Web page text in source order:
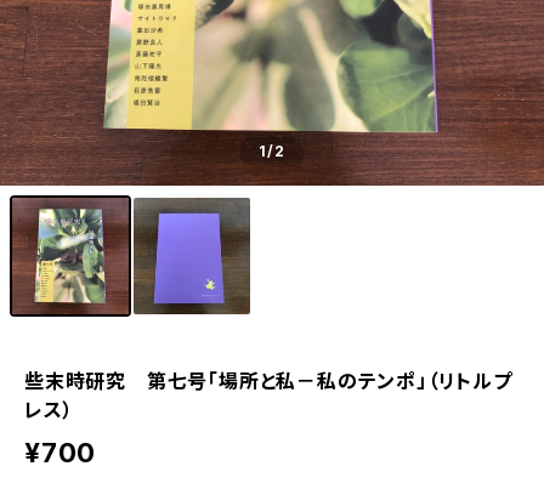
1/2
些末時研究 第七号「場所と私－私のテンポ」（リトルプ
レス）
¥700